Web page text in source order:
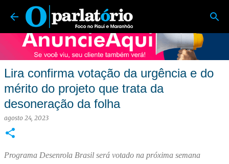
Pular para o conteúdo principal
O Parlatório | Foco no Piauí e Maranhão
Lira confirma votação da urgência e do
mérito do projeto que trata da
desoneração da folha
agosto 24, 2023
Programa Desenrola Brasil será votado na próxima semana